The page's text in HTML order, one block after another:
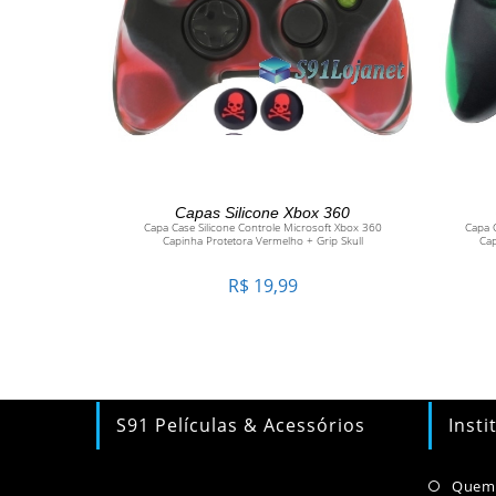
ADICIONAR AO CARRINHO
Capas Silicone Xbox 360
Capa Case Silicone Controle Microsoft Xbox 360
Capinha Protetora Vermelho + Grip Skull
R$ 19,99
Capa
S91 Películas & Acessórios